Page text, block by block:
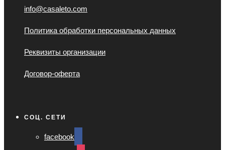
info@casaleto.com
Политика обработки персональных данных
Реквизиты организации
Договор-оферта
СОЦ. СЕТИ
facebook